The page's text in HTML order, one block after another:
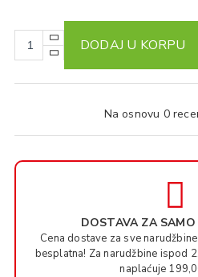
Na osnovu 0
DODAJ U KORPU
DOSTAVA ZA
Cena dostave za sve
besplatna! Za narudžbine ispod
naplaćuje